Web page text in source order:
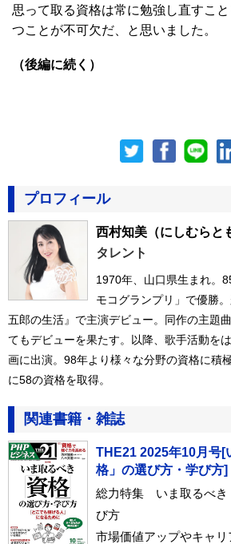
思って取る資格は常に勉強し直すこ
つことが不可欠だ、と思いました。
（後編に続く）
プロフィール
西村知美 （にしむらと
タレント
1970年、山口県生まれ。
モコグランプリ」で優勝
五郎の生活』で主演デビュー。同作の主題
てもデビューを果たす。以降、歌手活動を
画に出演。98年より様々な分野の資格に積
に58の資格を取得。
関連書籍・雑誌
THE21 2025年10月号[
格」の選び方・学び方]
総力特集 いま取るべき
び方
市場価値アップやキャ